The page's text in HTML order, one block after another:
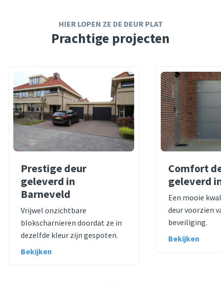
HIER LOPEN ZE DE DEUR PLAT
Prachtige projecten
Prestige deur
geleverd in
Barneveld
Vrijwel onzichtbare
blokscharnieren doordat ze in
dezelfde kleur zijn gespoten.
Bekijken
Comfort
geleverd
Een mooie
deur voorzien
beveiliging.
Bekijken